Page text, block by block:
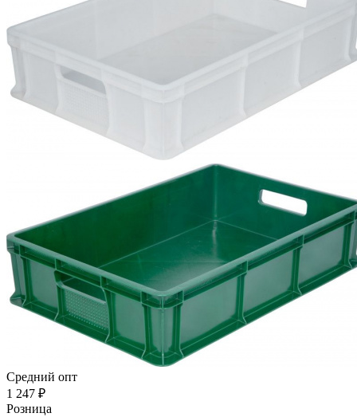
Средний опт
1 247 ₽
Розница